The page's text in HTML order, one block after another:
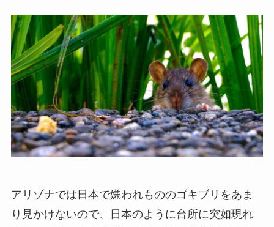
アリゾナでは日本で嫌われもののゴキブリをあま
り見かけないので、日本のように台所に突如現れ